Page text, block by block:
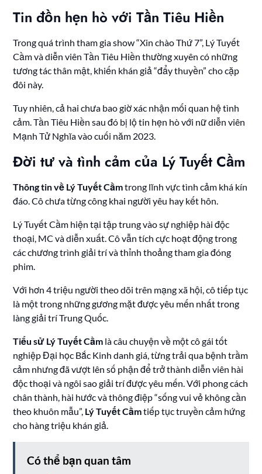
Tin đồn hẹn hò với Tần Tiêu Hiền
Trong quá trình tham gia show “Xin chào Thứ 7”, Lý Tuyết
Cầm và diễn viên Tần Tiêu Hiền thường xuyên có những
tương tác thân mật, khiến khán giả “đẩy thuyền” cho cặp
đôi này.
Tuy nhiên, cả hai chưa bao giờ xác nhận mối quan hệ tình
cảm. Tần Tiêu Hiền sau đó bị lộ tin hẹn hò với nữ diễn viên
Mạnh Tử Nghĩa vào cuối năm 2023.
Đời tư và tình cảm của Lý Tuyết Cầm
Thông tin về Lý Tuyết Cầmtrong lĩnh vực tình cảm khá kín
đáo. Cô chưa từng công khai người yêu hay kết hôn.
Lý Tuyết Cầm hiện tại tập trung vào sự nghiệp hài độc
thoại, MC và diễn xuất. Cô vẫn tích cực hoạt động trong
các chương trình giải trí và thỉnh thoảng tham gia đóng
phim.
Với hơn 4 triệu người theo dõi trên mạng xã hội, cô tiếp tục
là một trong những gương mặt được yêu mến nhất trong
làng giải trí Trung Quốc.
Tiểu sử Lý Tuyết Cầm là câu chuyện về một cô gái tốt
nghiệp Đại học Bắc Kinh danh giá, từng trải qua bệnh trầm
cảm nhưng đã vượt lên số phận để trở thành diễn viên hài
độc thoại và ngôi sao giải trí được yêu mến. Với phong cách
chân thành, hài hước và thông điệp “sống vui vẻ không cần
theo khuôn mẫu”, Lý Tuyết Cầmtiếp tục truyền cảm hứng
cho hàng triệu khán giả.
Có thể bạn quan tâm